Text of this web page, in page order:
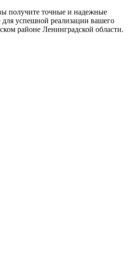
получите точные и надежные
успешной реализации вашего
районе Ленинградской области.